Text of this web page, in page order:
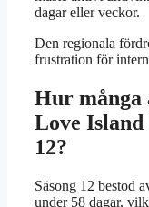
dagar eller veckor.
Den regionala
frustration för
Hur många
Love Island
12?
Säsong 12 bestod
under 58 dagar,